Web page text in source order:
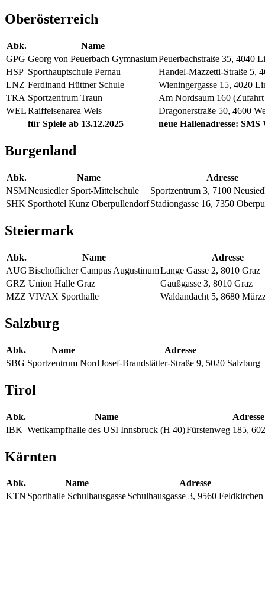
Oberösterreich
Abk.
Name
GPG Georg von Peuerbach GymnasiumPeuerbachstraße 35, 4040
HSP Sporthauptschule Pernau
Handel-Mazzetti-Straße 5,
LNZ Ferdinand Hüttner Schule
Wieningergasse 15, 4020
TRA Sportzentrum Traun
Am Nordsaum 160
WELRaiffeisenarea Wels
Dragonerstraße 50, 4600
für Spiele ab 13.12.2025
neue Hallenadresse:
Burgenland
Abk. Name
Adresse
NSMNeusiedler Sport-Mittelschule
Sportzentrum 3, 7100
SHK Sporthotel Kunz OberpullendorfStadiongasse 16, 7350
Steiermark
Abk. Name
Adresse
AUGBischöflicher Campus AugustinumLange Gasse 2, 8010 Graz
GRZ Union Halle Graz
Gaußgasse 3, 8010 Graz
MZZ VIVAX Sporthalle Waldandacht 5, 8680
Salzburg
Abk. Name
Adresse
SBG Sportzentrum NordJosef-Brandstätter-Straße 9, 5020 Salzburg
Tirol
Abk. Name
Adresse
IBK Wettkampfhalle des USI Innsbruck (H 40)Fürstenweg 185,
Kärnten
Abk. Name
Adresse
KTN Sporthalle SchulhausgasseSchulhausgasse 3, 9560 Feldkirchen